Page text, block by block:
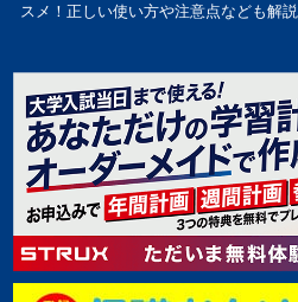
スメ！正しい使い方や注意点なども解説